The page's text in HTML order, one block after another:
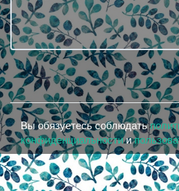
Вы обязуетесь соблюдать
конфиденциальностии